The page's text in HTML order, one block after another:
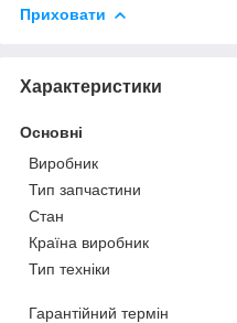
Приховати
Характеристики
Основні
Виробник
Тип запчастини
Стан
Країна виробник
Тип техніки
Гарантійний термін